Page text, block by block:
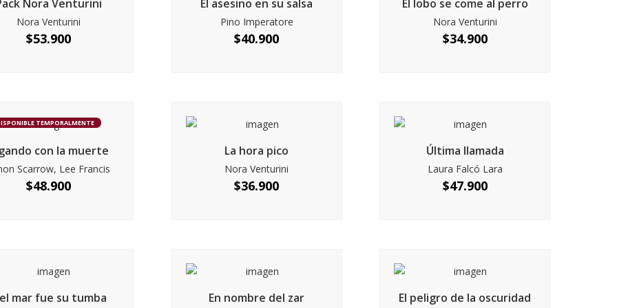
Nora Venturini
Nora Venturini
$53.900
El asesino en su salsa
Pino Imperatore
$40.900
El lobo se come al perro
Nora Venturini
$34.900
TEMPORALMENTE
con la muerte
Scarrow, Lee Francis
$48.900
La hora pico
Nora Venturini
$36.900
Última llamada
Laura Falcó Lara
$47.900
mar fue su tumba En nombre del zar El peligro de la oscuridad